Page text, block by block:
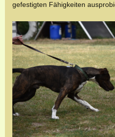
gefestigten Fähigkeiten